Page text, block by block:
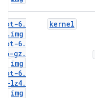
kernel
6.
. img
6.
6-gz .
img
6.
6-lz4.
img